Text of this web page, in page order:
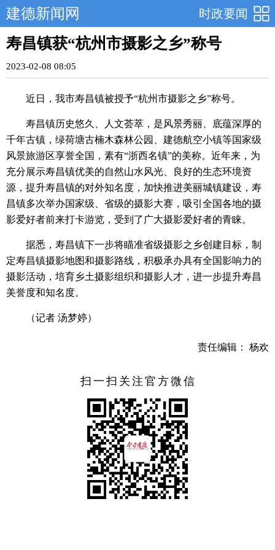
时政要闻
建德新闻网
寿昌镇获“杭州市摄影之乡”称号
2023-02-08 08:05
近日，我市寿昌镇被授予“杭州市摄影之乡”称号。
寿昌镇历史悠久、人文荟萃，是风景秀丽、底蕴深厚的
千年古镇，绿荷塘古楠木森林公园、建德航空小镇等国家级
风景旅游区享誉全国，素有“浙西名镇”的美称。近年来，为
充分展示寿昌镇优美的自然山水风光、良好的生态环境资
源，提升寿昌镇的对外知名度，加快推进美丽城镇建设，寿
昌镇多次举办国家级、省级的摄影大赛，吸引全国各地的摄
影爱好者前来打卡游览，受到了广大摄影爱好者的青睐。
据悉，寿昌镇下一步将瞄准省级摄影之乡创建目标，制
定寿昌镇摄影地图和摄影路线，积极承办具有全国影响力的
摄影活动，培育乡土摄影组织和摄影人才，进一步提升寿昌
美誉度和知名度。
（记者 汤梦婷）
责任编辑： 杨欢
扫一扫关注官方微信